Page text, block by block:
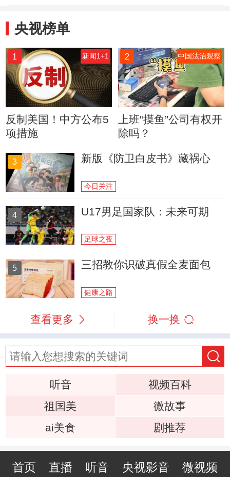
央视榜单
1 新闻1+1
反制美国！中方公布5
项措施
2 中国法治观察
上班“摸鱼”公司有权开
除吗？
3 新版《防卫白皮书》藏祸心
今日关注
4 U17男足国家队：未来可期
足球之夜
5 三招教你识破真假全麦面包
健康之路
查看更多 换一换
听音
视频百科
祖国美
微故事
ai美食
剧推荐
首页 直播 听音 央视影音 微视频